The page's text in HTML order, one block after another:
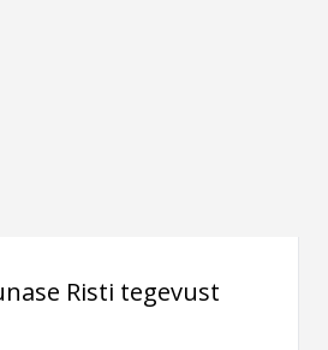
Risti tegevust